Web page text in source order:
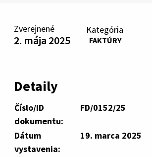
Zverejnené
2. mája 2025
Kategória
FAKTÚRY
Detaily
Číslo/ID
dokumentu:
FD/0152/25
Dátum
vystavenia:
19. marca 2025